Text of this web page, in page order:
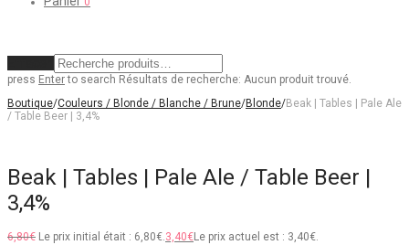
press Enterto search Résultats de recherche: Aucun produit trouvé.
Boutique/Couleurs / Blonde / Blanche / Brune/Blonde/Beak | Tables | Pale Ale
/ Table Beer | 3,4%
Beak | Tables | Pale Ale / Table Beer |
3,4%
6,80€ Le prix initial était : 6,80€.3,40€Le prix actuel est : 3,40€.